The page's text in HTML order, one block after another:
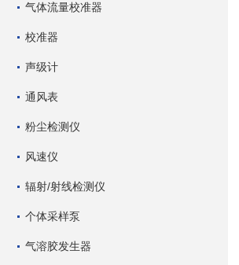
气体流量校准器
校准器
声级计
通风表
粉尘检测仪
风速仪
辐射/射线检测仪
个体采样泵
气溶胶发生器